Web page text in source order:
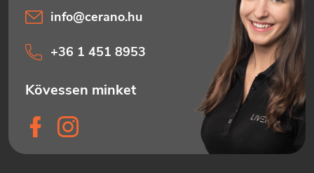
info@cerano.hu
+36 1 451 8953